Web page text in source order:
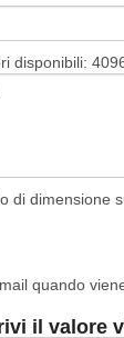
disponibili:
di dimensione
quando
il valore